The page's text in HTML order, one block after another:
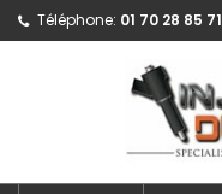
Téléphone: 01 70 28 85 71